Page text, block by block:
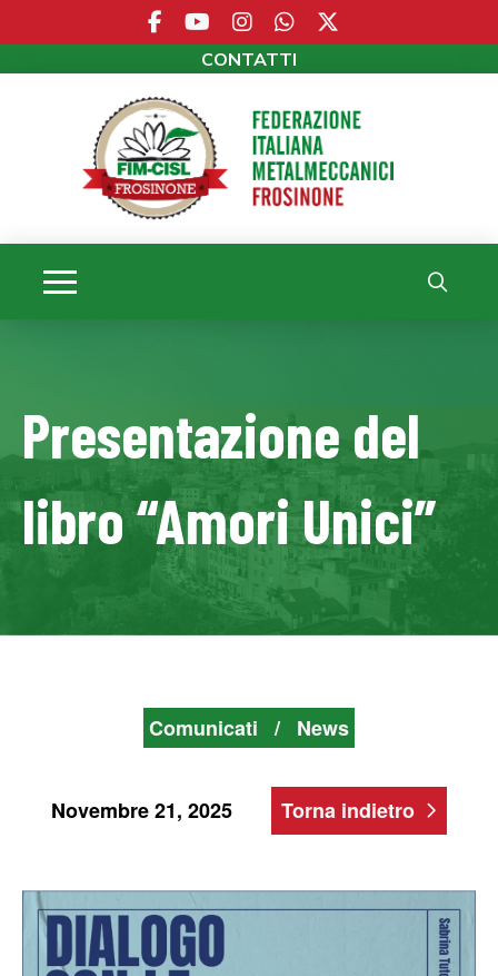
CONTATTI
Presentazione del
libro “Amori Unici”
Comunicati / News
Novembre 21, 2025 Torna indietro